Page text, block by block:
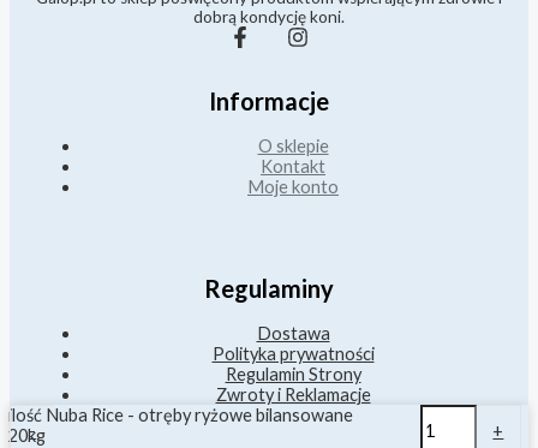
dobrą kondycję koni.
Informacje
O sklepie
Kontakt
Moje konto
Regulaminy
Dostawa
Polityka prywatności
Regulamin Strony
Zwroty i Reklamacje
-
ilość Nuba Rice - otręby ryżowe bilansowane
20kg
+